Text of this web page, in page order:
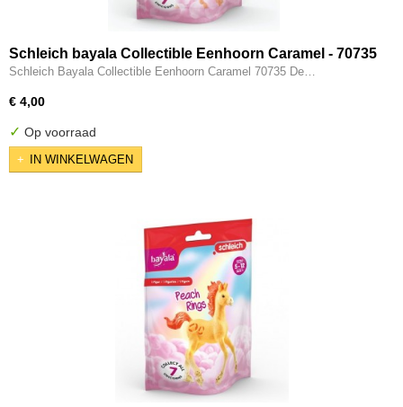
Schleich bayala Collectible Eenhoorn Caramel - 70735
Schleich Bayala Collectible Eenhoorn Caramel 70735 De…
€ 4,00
✓ Op voorraad
IN WINKELWAGEN